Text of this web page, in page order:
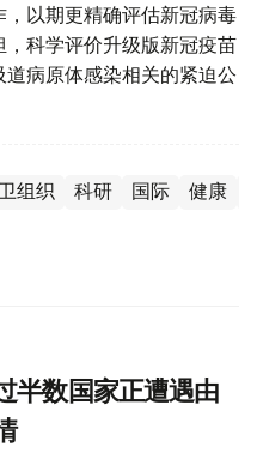
以期更精确评估新冠病毒
科学评价升级版新冠疫苗
病原体感染相关的紧迫公
组织 科研 国际 健康
半数国家正遭遇由